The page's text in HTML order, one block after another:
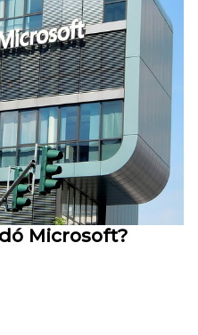
Microsoft?